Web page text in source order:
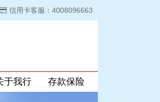
信用卡客服：4008096663
于我行 存款保险